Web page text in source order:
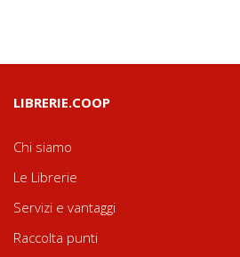
LIBRERIE.COOP
Chi siamo
Le Librerie
Servizi e vantaggi
Raccolta punti